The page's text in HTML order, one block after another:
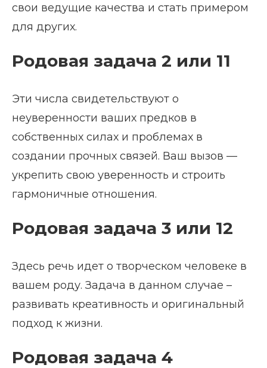
свои ведущие качества и стать примером
для других.
Родовая задача 2 или 11
Эти числа свидетельствуют о
неуверенности ваших предков в
собственных силах и проблемах в
создании прочных связей. Ваш вызов —
укрепить свою уверенность и строить
гармоничные отношения.
Родовая задача 3 или 12
Здесь речь идет о творческом человеке в
вашем роду. Задача в данном случае –
развивать креативность и оригинальный
подход к жизни.
Родовая задача 4